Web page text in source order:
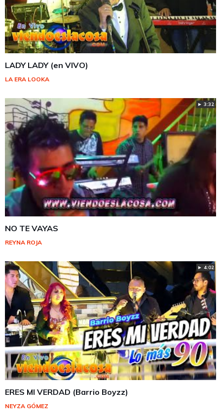
LADY LADY (en VIVO)
LA ERA LOOKA
► 3:32
NO TE VAYAS
REYNA ROJA
► 4:02
ERES MI VERDAD (Barrio Boyzz)
NEYZA GÓMEZ